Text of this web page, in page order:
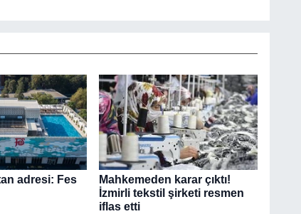
adresi: Fes
Mahkemeden karar çıktı!
İzmirli tekstil şirketi resmen
iflas etti